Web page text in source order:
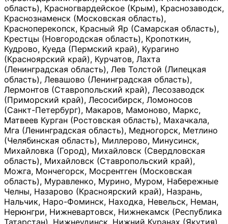
область), Красногвардейское (Крым), Краснозаводск,
Краснознаменск (Московская область),
Красноперекопск, Красный Яр (Самарская область),
Крестцы (Новгородская область), Кропоткин,
Кудрово, Куеда (Пермский край), Курагино
(Красноярский край), Курчатов, Лахта
(Ленинградская область), Лев Толстой (Липецкая
область), Левашово (Ленинградская область),
Лермонтов (Ставропольский край), Лесозаводск
(Приморский край), Лесосибирск, Ломоносов
(Санкт-Петербург), Макаров, Мамоново, Маркс,
Матвеев Курган (Ростовская область), Махачкала,
Мга (Ленинградская область), Медногорск, Метлино
(Челябинская область), Миллерово, Минусинск,
Михайловка (Город), Михайловск (Свердловская
область), Михайловск (Ставропольский край),
Можга, Мончегорск, Мосрентген (Московская
область), Муравленко, Мурино, Муром, Набережные
Челны, Назарово (Красноярский край), Назрань,
Нальчик, Наро-Фоминск, Находка, Невельск, Неман,
Нерюнгри, Нижневартовск, Нижнекамск (Республика
Татарстан), Нижнеудинск, Нижний Куранах (Якутия),